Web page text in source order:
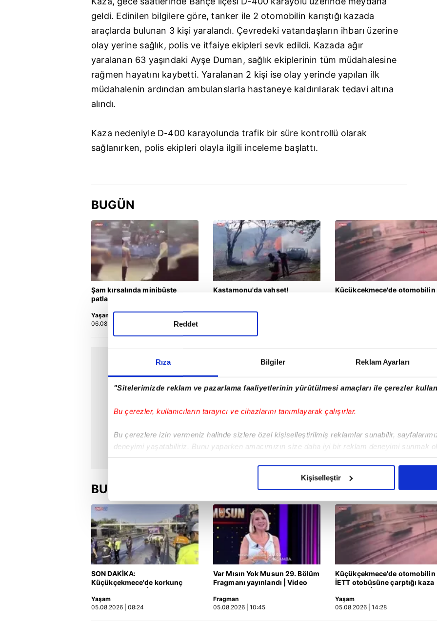
Rıza Bilgiler Reklam Ayarları
"Sitelerimizde reklam ve pazarlama faaliyetlerinin yürütülmesi amaçları ile çerezler
Bu çerezler, kullanıcıların tarayıcı ve cihazlarını tanımlayarak çalışırlar.
Bu çerezlere izin vermeniz halinde sizlere özel kişiselleştirilmiş reklamlar sunabilir,
deneyimi yaşatabiliriz. Bunu yaparken amacımızın size daha iyi bir reklam deneyimi sunmak
içerikleri sunabilmek adına elimizden gelen çabayı gösterdiğimizi ve bu noktada, reklamların
Sizlere daha iyi bir hizmet sunabilmek için İnternet Sitemizde kendimize ve üçüncü kişilere ait
çerezler vasıtasıyla çeşitli kişisel verileriniz işlenmekte olup gerekli olan çerezler bilgi toplumu
amacıyla kullanılmaktadır. Diğer çerezler, sitemizin daha işlevsel kılınması ve
reklam/pazarlama faaliyetlerinin yapılması, amaçlarıyla sınırlı olarak açık rızanız dahilinde
Çerezlere ilişkin tercihlerinizi aşağıda yer alan panel vasıtasıyla belirleyebilirsiniz. Çerezlere
butonuna tıklayabilir,
Çerez Bilgilendirme Metnimiziziyaret edebilirsiniz.
6698 sayılı Kişisel Verilerin Korunması Kanunu uyarınca hazırlanmış Aydınlatma Metnimizi
Reddet
Kişiselleştir
geldi. Edinilen bilgilere göre, tanker ile 2 otomobilin karıştığı kazada
araçlarda bulunan 3 kişi yaralandı. Çevredeki vatandaşların ihbarı üzerine
olay yerine sağlık, polis ve itfaiye ekipleri sevk edildi. Kazada ağır
yaralanan 63 yaşındaki Ayşe Duman, sağlık ekiplerinin tüm müdahalesine
rağmen hayatını kaybetti. Yaralanan 2 kişi ise olay yerinde yapılan ilk
müdahalenin ardından ambulanslarla hastaneye kaldırılarak tedavi altına
alındı.
Kaza nedeniyle D-400 karayolunda trafik bir süre kontrollü olarak
sağlanırken, polis ekipleri olayla ilgili inceleme başlattı.
BUGÜN
Şam kırsalında minibüste
patlama: Ölü ve yaralılar var
Yaşam
06.08.2026 | 21:34
Kastamonu'da vahşet!
Yaşam
Küçükçekmece'de otomobilin
BU HAFTA
SON DAKİKA:
Küçükçekmece'de korkunç
otobüsüne çarptı: 3 kişi
hayatını kaybetti | Video
Yaşam
05.08.2026 | 08:24
Var Mısın Yok Musun 29. Bölüm
Fragmanı yayınlandı | Video
Fragman
05.08.2026 | 10:45
Küçükçekmece'de otomobilin
İETT otobüsüne çarptığı kaza
Yaşam
05.08.2026 | 14:28